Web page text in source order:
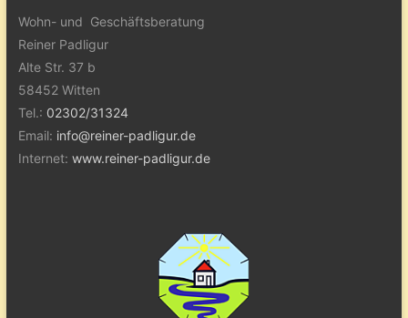
Wohn- und Geschäftsberatung
Reiner Padligur
Alte Str. 37 b
58452 Witten
Tel.: 02302/31324
Email: info@reiner-padligur.de
Internet: www.reiner-padligur.de